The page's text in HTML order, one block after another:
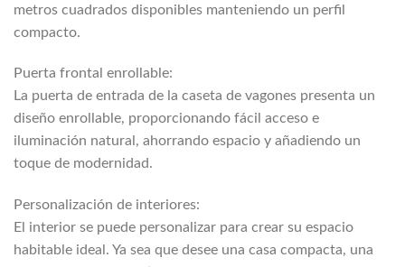
metros cuadrados disponibles manteniendo un perfil
compacto.
Puerta frontal enrollable:
La puerta de entrada de la caseta de vagones presenta un
diseño enrollable, proporcionando fácil acceso e
iluminación natural, ahorrando espacio y añadiendo un
toque de modernidad.
Personalización de interiores:
El interior se puede personalizar para crear su espacio
habitable ideal. Ya sea que desee una casa compacta, una